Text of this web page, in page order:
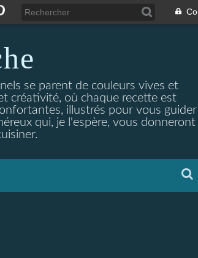
se parent de couleurs vives et
créativité, où chaque recette est
illustrés pour vous guider
qui, je l'espère, vous donneront